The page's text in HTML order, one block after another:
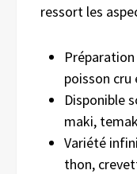
ressort les
poisson cru
Disponible
maki,
Variété
thon,